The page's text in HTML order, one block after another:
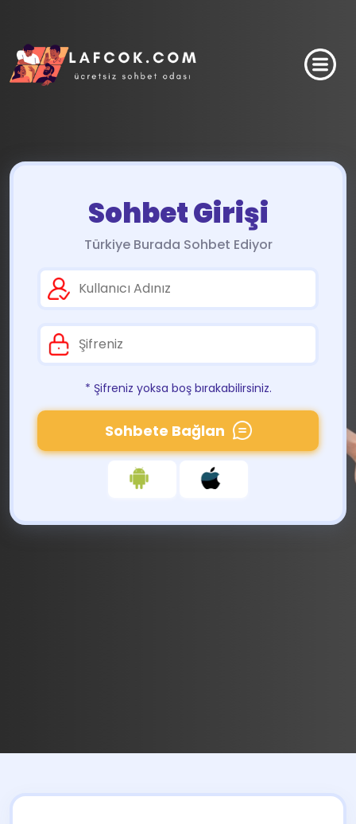
Sohbet Girişi
Türkiye Burada Sohbet Ediyor
* Şifreniz yoksa boş bırakabilirsiniz.
Sohbete Bağlan